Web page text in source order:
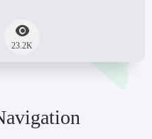
23.2K